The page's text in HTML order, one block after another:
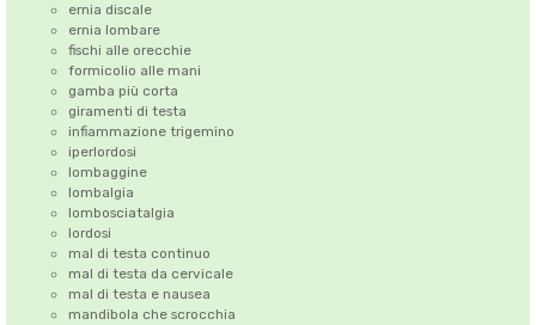
ernia discale
ernia lombare
fischi alle orecchie
formicolio alle mani
gamba più corta
giramenti di testa
infiammazione trigemino
iperlordosi
lombaggine
lombalgia
lombosciatalgia
lordosi
mal di testa continuo
mal di testa da cervicale
mal di testa e nausea
mandibola che scrocchia